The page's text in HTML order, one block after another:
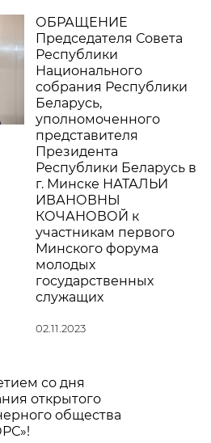
ОБРАЩЕНИЕ
Председателя Совета
Республики
Национального
собрания Республики
Беларусь,
уполномоченного
представителя
Президента
Республики Беларусь в
г. Минске НАТАЛЬИ
ИВАНОВНЫ
КОЧАНОВОЙ к
участникам первого
Минского форума
молодых
государственных
служащих
02.11.2023
со дня
открытого
общества